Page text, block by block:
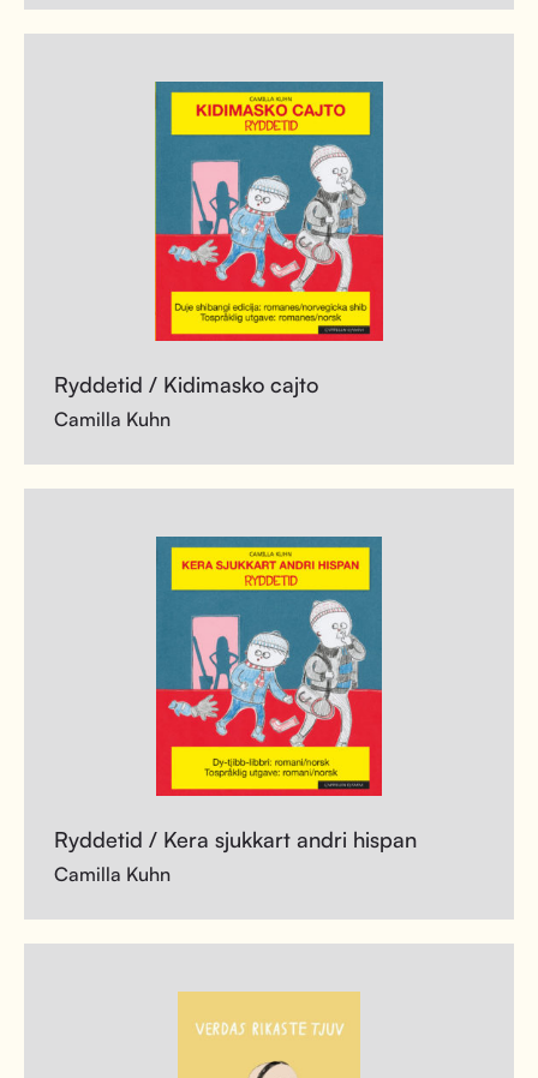
Ryddetid / Kidimasko cajto
Camilla Kuhn
Ryddetid / Kera sjukkart andri hispan
Camilla Kuhn